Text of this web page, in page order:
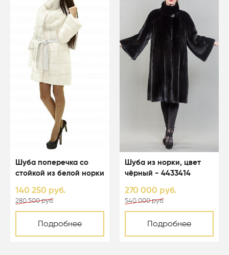
Шуба поперечка со
стойкой из белой норки
140 250 руб.
280 500 руб.
Подробнее
Шуба из норки, цвет
чёрный - 4433414
270 000 руб.
540 000 руб.
Подробнее